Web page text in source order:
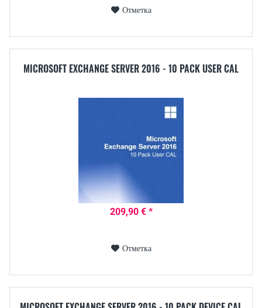
Отметка
MICROSOFT EXCHANGE SERVER 2016 - 10 PACK USER CAL
209,90 € *
Отметка